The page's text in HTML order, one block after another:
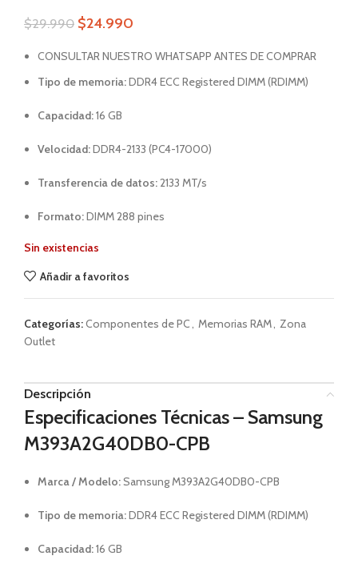
$29.990 $24.990
CONSULTAR NUESTRO WHATSAPP ANTES DE COMPRAR
Tipo de memoria:DDR4 ECC Registered DIMM (RDIMM)
Capacidad:16 GB
Velocidad:DDR4-2133 (PC4-17000)
Transferencia de datos:2133 MT/s
Formato:DIMM 288 pines
Sin existencias
Añadir a favoritos
Categorías:Componentes de PC, Memorias RAM, Zona
Outlet
Descripción
Especificaciones Técnicas – Samsung
M393A2G40DB0-CPB
Marca / Modelo:Samsung M393A2G40DB0-CPB
Tipo de memoria:DDR4 ECC Registered DIMM (RDIMM)
Capacidad:16 GB